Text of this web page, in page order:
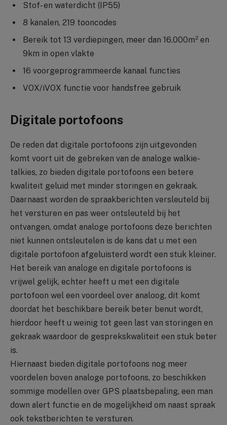
Stof- en waterdicht (IP55)
8 kanalen, 219 tooncodes
Bereik tot 13 verdiepingen, meer dan 16.000m² en
9km in open vlakte
16 voorgeprogrammeerde kanaal functies
VOX/iVOX functie voor handsfree gebruik
Digitale portofoons
De reden dat digitale portofoons zijn uitgevonden
komt voort uit de gebreken van de analoge walkie-
talkies, zo bieden digitale portofoons een betere
kwaliteit geluid met minder storingen en gekraak.
Daarnaast worden de spraakberichten versleuteld bij
het versturen en pas weer ontsleuteld bij het
ontvangen, omdat analoge portofoons deze berichten
niet kunnen ontsleutelen is de kans dat u met een
digitale portofoon afgeluisterd wordt een stuk kleiner.
Het bereik van analoge en digitale portofoons is
vrijwel gelijk, echter heeft u met een digitale
portofoon wel een voordeel over analoog, dit komt
doordat het beschikbare bereik beter benut wordt,
hierdoor heeft u weinig tot geen last van storingen en
gekraak waardoor de gesprekskwaliteit een stuk beter
is.
Hiernaast bieden digitale portofoons nog meer
voordelen boven analoge portofoons, zo beschikken
sommige modellen over GPS plaatsbepaling, een man
down alert functie en de mogelijkheid om naast spraak
ook tekstberichten te versturen.